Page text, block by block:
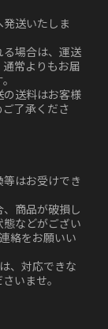
送いたしま
場合は、運送
常よりもお届
の送料はお客様
了承くださ
はお受けでき
商品が破損し
などがござい
絡をお願いい
、対応できな
いませ。